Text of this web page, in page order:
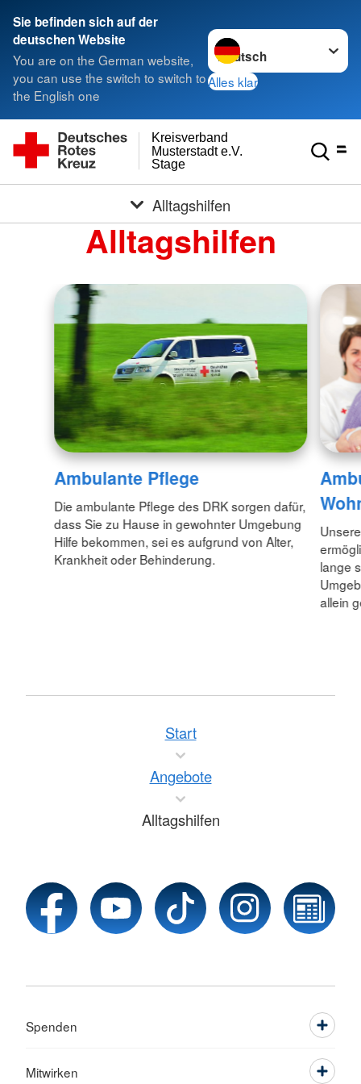
Sie befinden sich auf der
deutschen Website
You are on the German website,
you can use the switch to switch to
the English one
Sprache wechseln zu
Alles klar
Stage
Musterstadt e.V.
Kreisverband
Alltagshilfen
Alltagshilfen
Ambulante Pflege
Die ambulante Pflege des DRK sorgen dafür,
dass Sie zu Hause in gewohnter Umgebung
Hilfe bekommen, sei es aufgrund von Alter,
Krankheit oder Behinderung.
lange
allein
Start
Angebote
Alltagshilfen
Spenden
Mitwirken